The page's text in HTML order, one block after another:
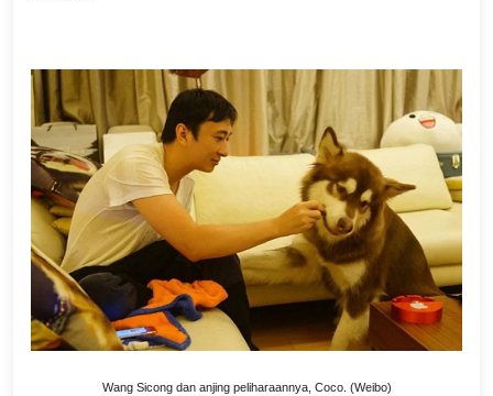
Wang Sicong dan anjing peliharaannya, Coco. (Weibo)